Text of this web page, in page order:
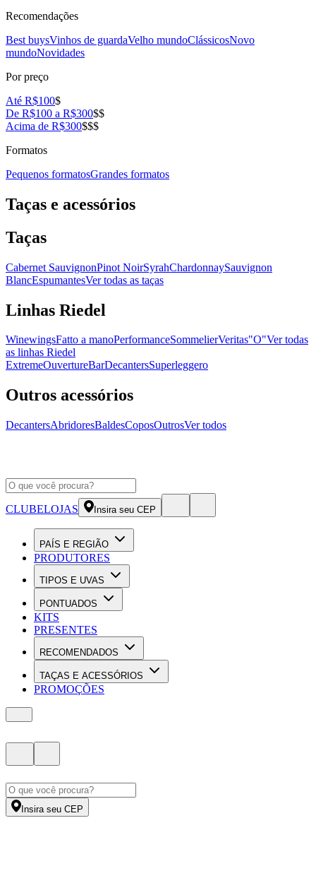
Recomendações
Best buysVinhos de guardaVelho mundoClássicosNovo
mundoNovidades
Por preço
Até R$100$
De R$100 a R$300$$
Acima de R$300$$$
Formatos
Pequenos formatosGrandes formatos
Taças e acessórios
Taças
Cabernet SauvignonPinot NoirSyrahChardonnaySauvignon
BlancEspumantesVer todas as taças
Linhas Riedel
WinewingsFatto a manoPerformanceSommelierVeritas"O"Ver todas
as linhas Riedel
ExtremeOuvertureBarDecantersSuperleggero
Outros acessórios
DecantersAbridoresBaldesCoposOutrosVer todos
CLUBELOJAS Insira seu CEP
PAÍS E REGIÃO
PRODUTORES
TIPOS E UVAS
PONTUADOS
KITS
PRESENTES
RECOMENDADOS
TAÇAS E ACESSÓRIOS
PROMOÇÕES
Insira seu CEP